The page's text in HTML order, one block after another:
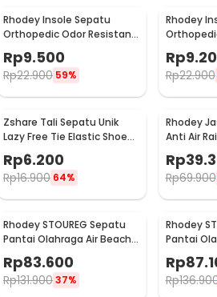
Rhodey Insole Sepatu
Orthopedic Odor Resistant
Rp9.500
Rp22.900 59%
Rhodey
Rp
Rp22.900
Zshare Tali Sepatu Unik
Lazy Free Tie Elastic Shoe
Lace 1 Pair - T10
Rp6.200
Rp16.900 64%
Rhodey
Anti Air
PVC
212
Rp
Rp69.900
Rhodey STOUREG Sepatu
Pantai Olahraga Air Beach
Shoes 43 - 6688
Rp83.600
Rp131.90037%
Rhodey
Pantai
Shoes 44
Rp
Rp